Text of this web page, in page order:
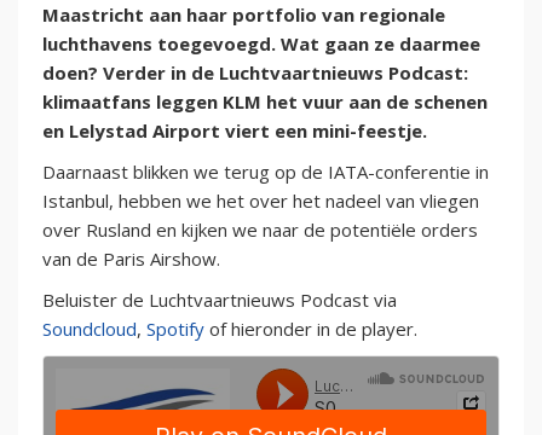
Maastricht aan haar portfolio van regionale
luchthavens toegevoegd. Wat gaan ze daarmee
doen? Verder in de Luchtvaartnieuws Podcast:
klimaatfans leggen KLM het vuur aan de schenen
en Lelystad Airport viert een mini-feestje.
Daarnaast blikken we terug op de IATA-conferentie in
Istanbul, hebben we het over het nadeel van vliegen
over Rusland en kijken we naar de potentiële orders
van de Paris Airshow.
Beluister de Luchtvaartnieuws Podcast via
Soundcloud, Spotify of hieronder in de player.